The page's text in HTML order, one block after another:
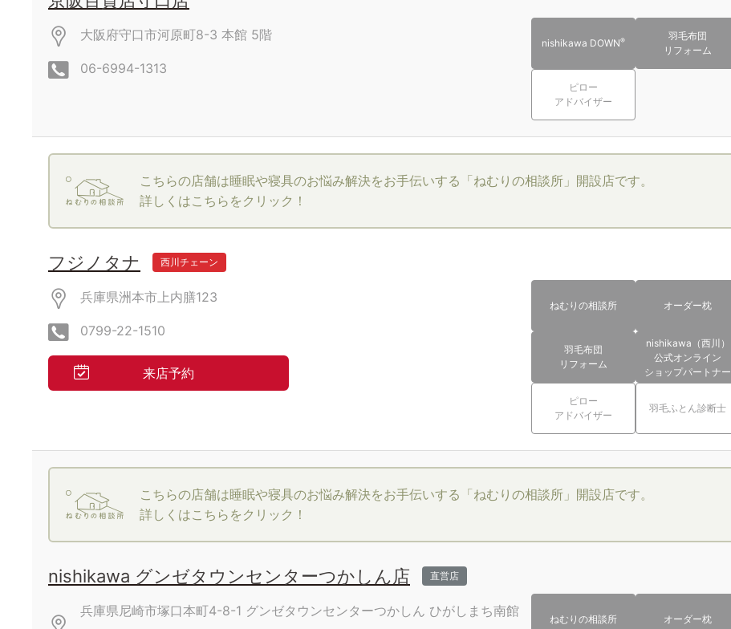
大阪府守口市河原町8-3 本館 5階
06-6994-1313
nishikawa DOWN®
羽毛布団
リフォーム
ピロー
アドバイザー
こちらの店舗は睡眠や寝具のお悩み解決をお手伝いする「ねむりの相談所」開設店です。
詳しくはこちらをクリック！
フジノタナ 西川チェーン
兵庫県洲本市上内膳123
0799-22-1510
来店予約
ねむりの相談所 オーダー枕
羽毛布団
リフォーム
nishikawa（西川）
公式オンライン
ショップパートナー
ピロー
アドバイザー
羽毛ふとん診断士
こちらの店舗は睡眠や寝具のお悩み解決をお手伝いする「ねむりの相談所」開設店です。
詳しくはこちらをクリック！
nishikawa グンゼタウンセンターつかしん店 直営店
兵庫県尼崎市塚口本町4-8-1 グンゼタウンセンターつかしん ひがしまち南館
ねむりの相談所 オーダー枕